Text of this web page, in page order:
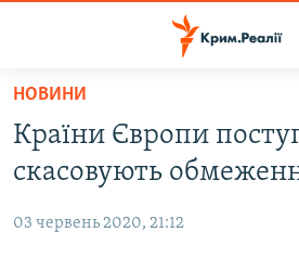
Перейти
основного
матеріалу
до
ВОДА.КРИМ
ВІДЕО ТА ФОТО
ПОЛІТИКА
НОВИНИ
Країни Європи
скасовують
03 червень 2020, 21:12